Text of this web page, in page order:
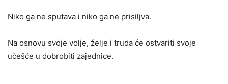
Niko ga ne sputava i niko ga ne prisiljva.
Na osnovu svoje volje, želje i truda će ostvariti svoje
učešće u dobrobiti zajednice.